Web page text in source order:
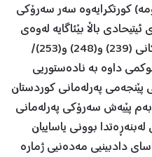
كورتكرایەوە سەر سەرۆكی
باڵا بێئاگایە لەوەی
بەبڕیاری ژمارە (233) و یەكخراوەكانی (239) و(248) و(253)/
2022 لە 30/5/2023 حوكمی داوە بە نادەستوریی
پەرلەمانی كوردستان
ژمارە (12)ی ساڵی 2022، بەم پێیەش سەرۆكی پەرلەمانی
بوونی یاساییان
كاتێكدا ماددەی (4)ی یاسای دادبینیی مەدەنیی ژمارە